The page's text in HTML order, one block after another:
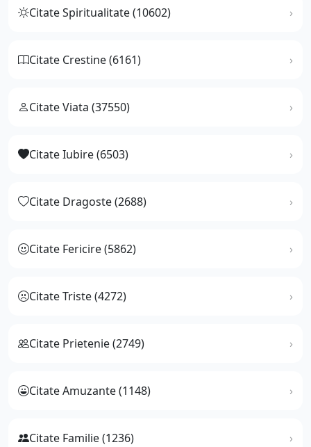
Citate Spiritualitate (10602)
Citate Crestine (6161)
Citate Viata (37550)
Citate Iubire (6503)
Citate Dragoste (2688)
Citate Fericire (5862)
Citate Triste (4272)
Citate Prietenie (2749)
Citate Amuzante (1148)
Citate Familie (1236)